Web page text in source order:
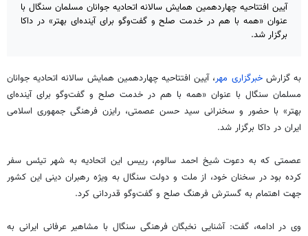
آیین افتتاحیه چهاردهمین همایش سالانه اتحادیه جوانان مسلمان سنگال با
عنوان «همه با هم در خدمت صلح و گفت‌وگو برای آینده‌ای بهتر» در داکا
برگزار شد.
به گزارشخبرگزاری مهر، آیین افتتاحیه چهاردهمین همایش سالانه اتحادیه جوانان
مسلمان سنگال با عنوان «همه با هم در خدمت صلح و گفت‌وگو برای آینده‌ای
بهتر» با حضور و سخنرانی سید حسن عصمتی، رایزن فرهنگی جمهوری اسلامی
ایران در داکا برگزار شد.
عصمتی که به دعوت شیخ احمد سالوم، رییس این اتحادیه به شهر تیئس سفر
کرده بود در سخنان خود، از ملت و دولت سنگال به ویژه رهبران دینی این کشور
جهت اهتمام به گسترش فرهنگ صلح و گفت‌وگو قدردانی کرد.
وی در ادامه، گفت: آشنایی نخبگان فرهنگی سنگال با مشاهیر عرفانی ایرانی به